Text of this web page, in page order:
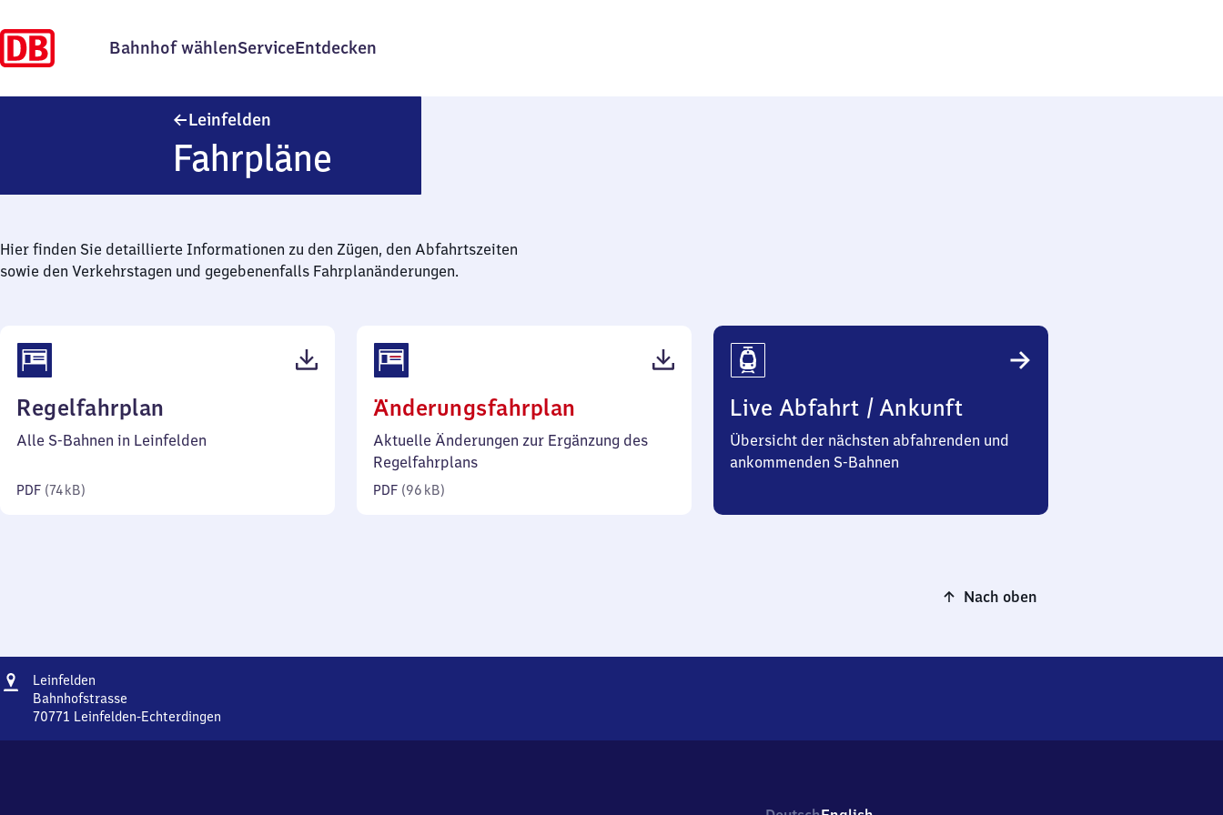
Bahnhof wählenServiceEntdecken
Leinfelden
Fahrpläne
Hier finden Sie detaillierte Informationen zu den Zügen, den Abfahrtszeiten
sowie den Verkehrstagen und gegebenenfalls Fahrplanänderungen.
Regelfahrplan
74
Alle S-Bahnen in Leinfelden
PDF (74 kB)
Änderungsfahrplan
96
Aktuelle Änderungen zur Ergänzung des
Regelfahrplans
PDF (96 kB)
Live Abfahrt / Ankunft
Übersicht der nächsten abfahrenden und
ankommenden S-Bahnen
Nach oben
Adresse
Leinfelden
Bahnhofstrasse
70771 Leinfelden-Echterdingen